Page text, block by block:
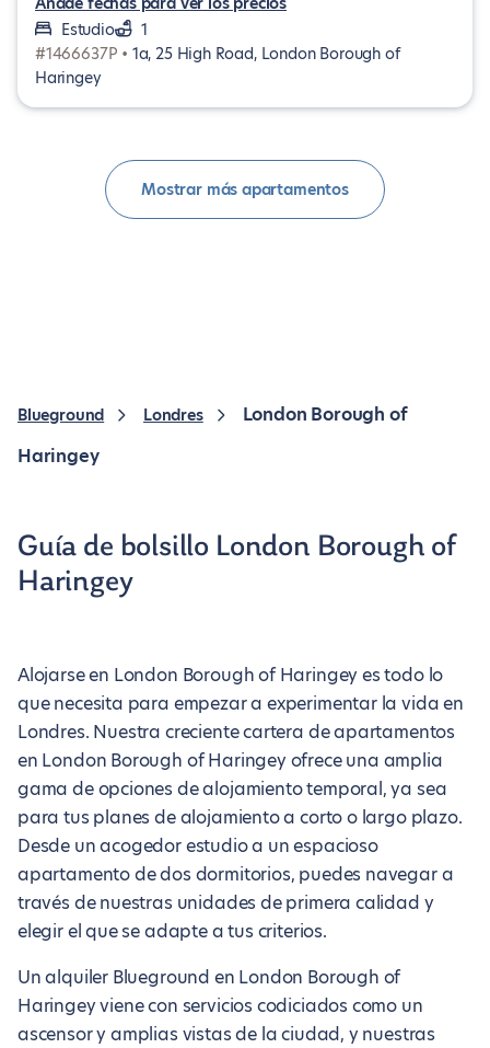
Estudio
1
#1466637P • 1a, 25 High Road, London Borough of
Haringey
Mostrar más apartamentos
Blueground Londres
London Borough of
Haringey
Guía de bolsillo London Borough of
Haringey
Alojarse en London Borough of Haringey es todo lo
que necesita para empezar a experimentar la vida en
Londres. Nuestra creciente cartera de apartamentos
en London Borough of Haringey ofrece una amplia
gama de opciones de alojamiento temporal, ya sea
para tus planes de alojamiento a corto o largo plazo.
Desde un acogedor estudio a un espacioso
apartamento de dos dormitorios, puedes navegar a
través de nuestras unidades de primera calidad y
elegir el que se adapte a tus criterios.
Un alquiler Blueground en London Borough of
Haringey viene con servicios codiciados como un
ascensor y amplias vistas de la ciudad, y nuestras